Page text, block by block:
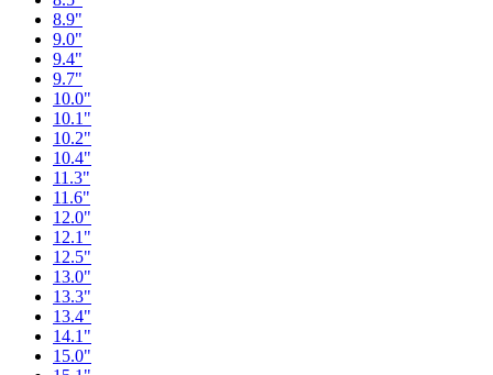
8.9"
9.0"
9.4"
9.7"
10.0"
10.1"
10.2"
10.4"
11.3"
11.6"
12.0"
12.1"
12.5"
13.0"
13.3"
13.4"
14.1"
15.0"